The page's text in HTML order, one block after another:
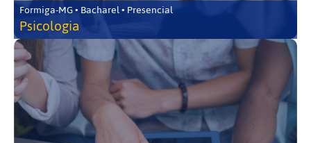
Formiga-MG • Bacharel • Presencial
Psicologia